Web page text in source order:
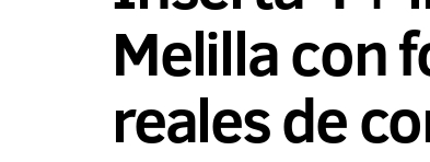
Melilla con
reales de